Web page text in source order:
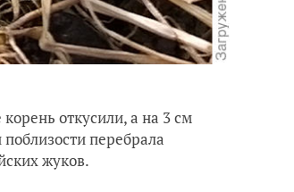
откусили, а на 3 см
перебрала
жуков.